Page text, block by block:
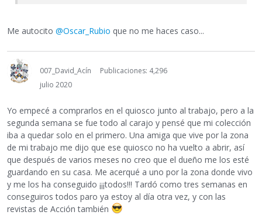
Me autocito @Oscar_Rubio que no me haces caso...
007_David_Acín
Publicaciones: 4,296
julio 2020
Yo empecé a comprarlos en el quiosco junto al trabajo, pero a la
segunda semana se fue todo al carajo y pensé que mi colección
iba a quedar solo en el primero. Una amiga que vive por la zona
de mi trabajo me dijo que ese quiosco no ha vuelto a abrir, así
que después de varios meses no creo que el dueño me los esté
guardando en su casa. Me acerqué a uno por la zona donde vivo
y me los ha conseguido ¡¡¡todos!!! Tardó como tres semanas en
conseguiros todos paro ya estoy al día otra vez, y con las
revistas de Acción también